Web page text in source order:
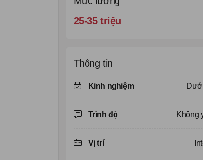
25-35 triệu
Thông tin
Kinh nghiệm
Trình độ Không
Vị trí